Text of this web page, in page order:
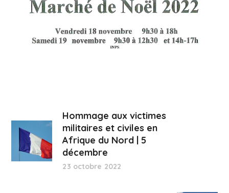
Hommage aux victimes
militaires et civiles en
Afrique du Nord | 5
décembre
23 octobre 2022